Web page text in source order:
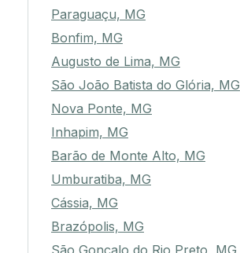
Paraguaçu, MG
Bonfim, MG
Augusto de Lima, MG
São João Batista do Glória, MG
Nova Ponte, MG
Inhapim, MG
Barão de Monte Alto, MG
Umburatiba, MG
Cássia, MG
Brazópolis, MG